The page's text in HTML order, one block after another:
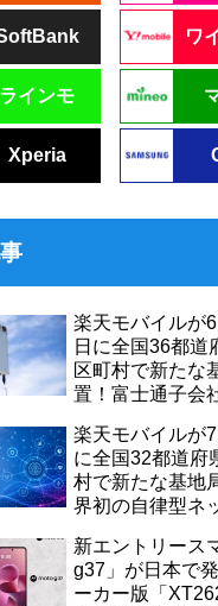
ワ
ラインモ
Xperia
楽天モバイルが
日に全国36都道
区町村で新たな
置！富士通子会
エリアが拡大
楽天モバイルが
に全国32都道府
村で新たな基地
界初の自律型ネ
通信品質も改善
新エントリース
g37」が日本で
ーカー版「